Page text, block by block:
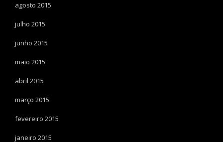
agosto 2015
julho 2015
junho 2015
maio 2015
abril 2015
março 2015
fevereiro 2015
janeiro 2015